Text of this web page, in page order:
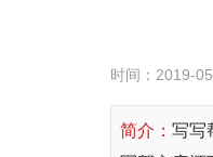
时间：2019-
简介： 写写